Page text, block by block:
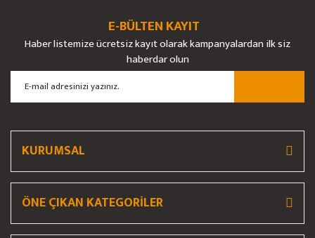
Yorum Yaz
Ürün resmi kalitesiz, bozuk veya görüntülenemiyor.
Ürün açıklamasında eksik bilgiler bulunuyor.
Ürün bilgilerinde hatalar bulunuyor.
Ürün fiyatı diğer sitelerden daha pahalı.
E-BÜLTEN KAYIT
Haber listemize ücretsiz kayıt olarak kampanyalardan ilk siz
haberdar olun
KURUMSAL
ÖNE ÇIKAN KATEGORİLER